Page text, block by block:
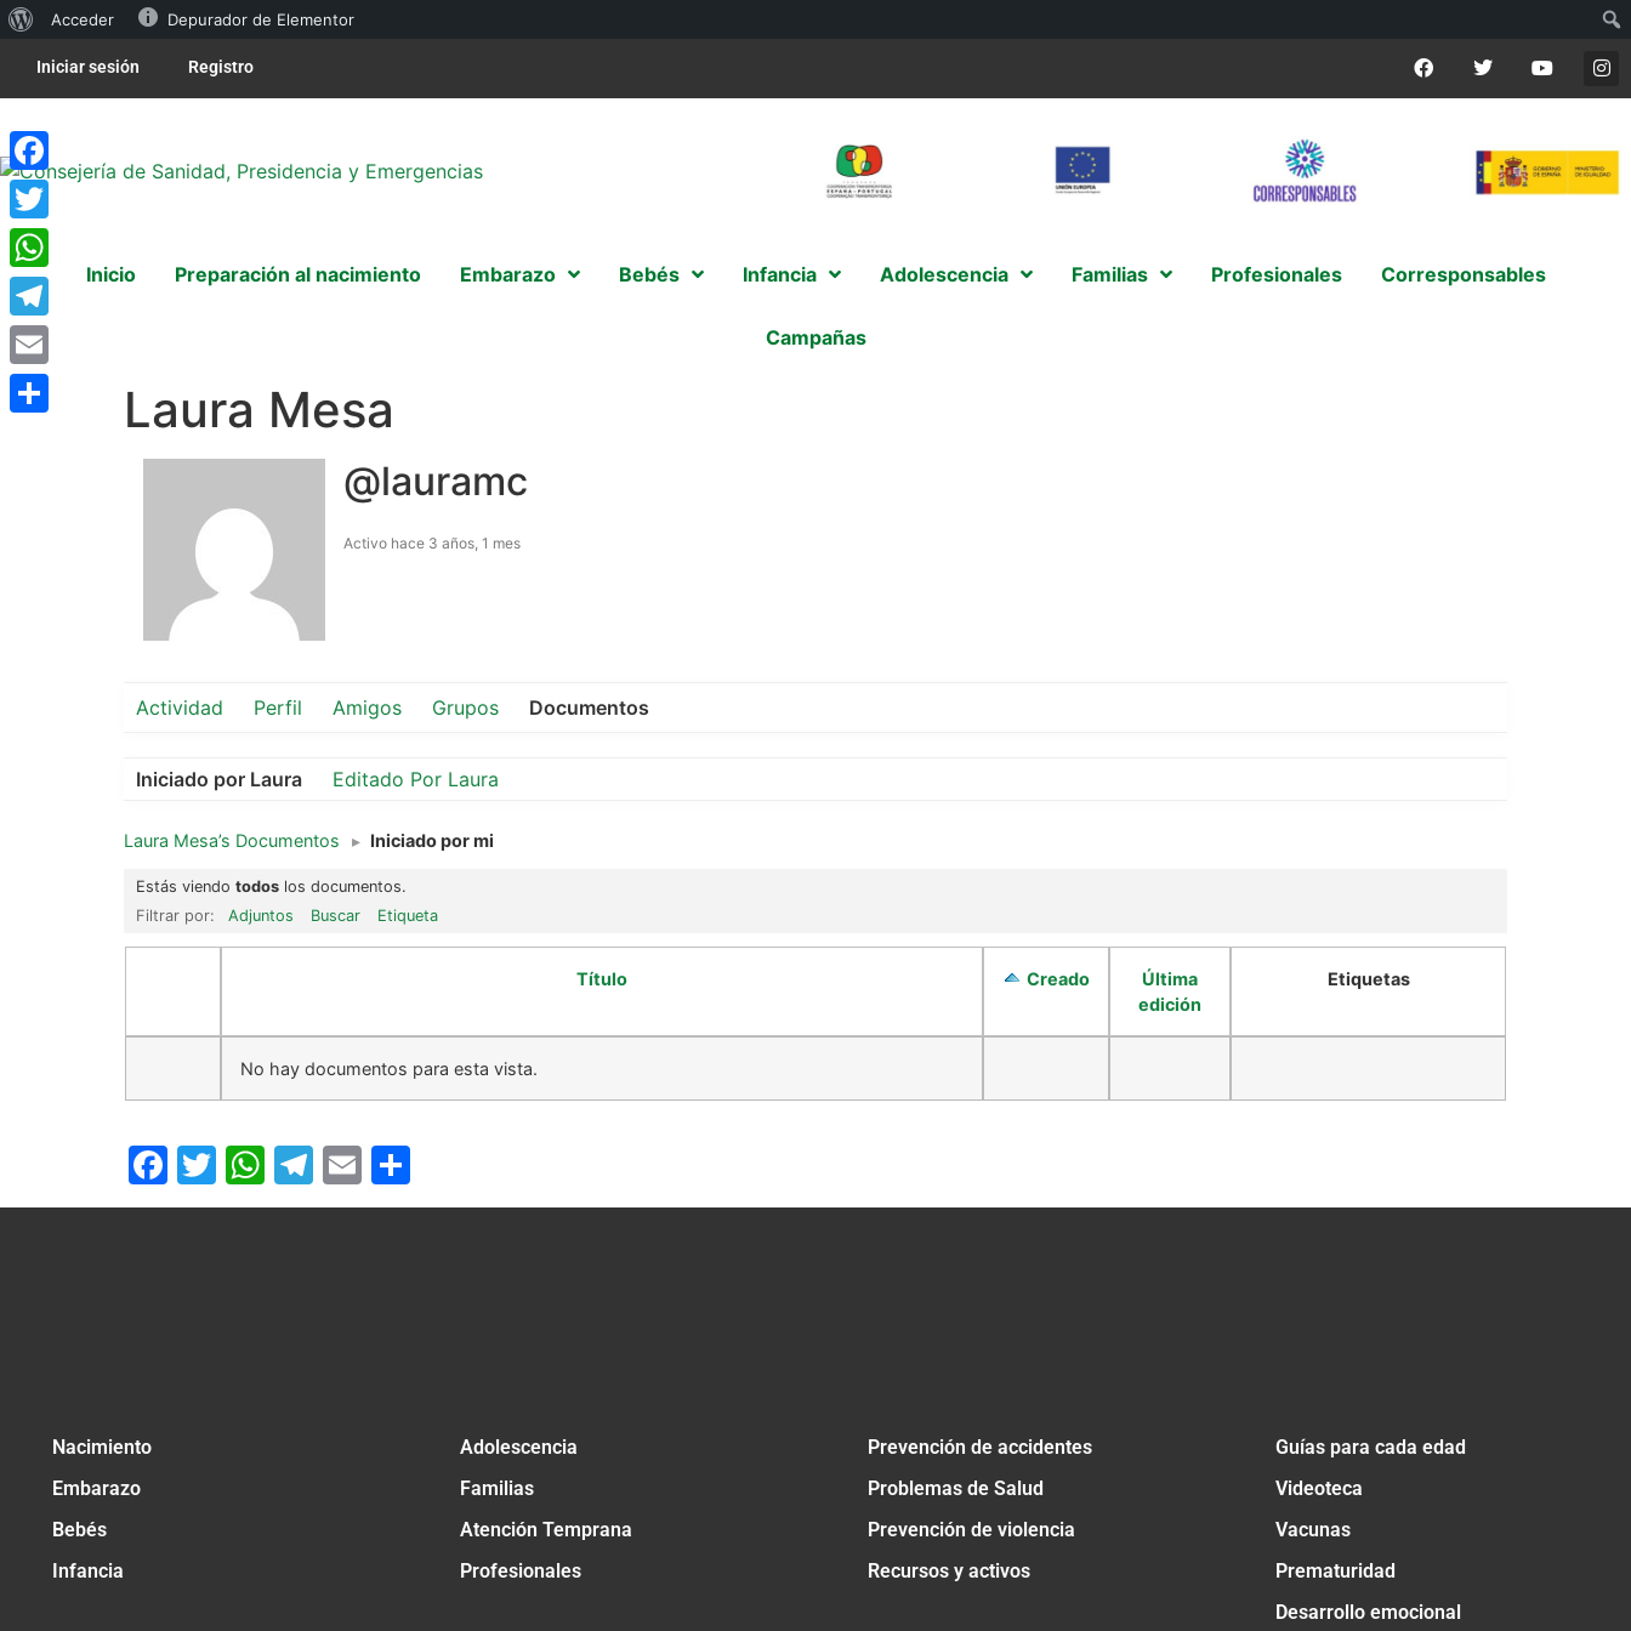
Acceder Depurador de Elementor
Iniciar sesión Registro
Inicio Preparación al nacimiento Embarazo Bebés Infancia Adolescencia Familias Profesionales Corresponsables
Campañas
Laura Mesa
@lauramc
Activo hace 3 años, 1 mes
Actividad Perfil Amigos Grupos Documentos
Iniciado por Laura Editado Por Laura
Laura Mesa’s Documentos ▸ Iniciado por mi
Estás viendo todos los documentos.
Filtrar por:
Adjuntos Buscar Etiqueta
Título Creado
Última
edición
Etiquetas
No hay documentos para esta vista.
Facebook
Twitter
WhatsApp
Telegram
Email
Nacimiento
Embarazo
Bebés
Infancia
Adolescencia
Familias
Atención Temprana
Profesionales
Prevención de accidentes
Problemas de Salud
Prevención de violencia
Recursos y activos
Guías para cada edad
Videoteca
Vacunas
Prematuridad
Desarrollo emocional
Facebook
Twitter
WhatsApp
Telegram
Email